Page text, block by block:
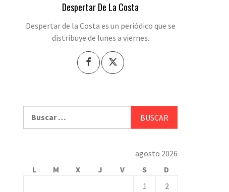
Despertar De La Costa
Despertar de la Costa es un periódico que se
distribuye de lunes a viernes.
agosto 2026
L
M X J V S
D
1
2